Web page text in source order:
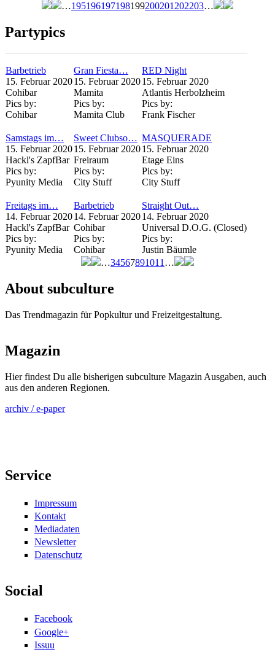
…195196197198199200201 202203…
Partypics
Barbetrieb
15. Februar 2020
Cohibar
Pics by:
Cohibar
Gran Fiesta…
15. Februar 2020
Mamita
Pics by:
Mamita Club
RED Night
15. Februar 2020
Atlantis Herbolzheim
Pics by:
Frank Fischer
Samstags im…
15. Februar 2020
Hackl's ZapfBar
Pics by:
Pyunity Media
Sweet Clubso…
15. Februar 2020
Freiraum
Pics by:
City Stuff
MASQUERADE
15. Februar 2020
Etage Eins
Pics by:
City Stuff
Freitags im…
14. Februar 2020
Hackl's ZapfBar
Pics by:
Pyunity Media
Barbetrieb
14. Februar 2020
Cohibar
Pics by:
Cohibar
Straight Out…
14. Februar 2020
Universal D.O.G. (Closed)
Pics by:
Justin Bäumle
…34567891011 …
About subculture
Das Trendmagazin für Popkultur und Freizeitgestaltung.
Magazin
Hier findest Du alle bisherigen subculture Magazin Ausgaben, auch
aus den anderen Regionen.
archiv / e-paper
Service
Impressum
Kontakt
Mediadaten
Newsletter
Datenschutz
Social
Facebook
Google+
Issuu